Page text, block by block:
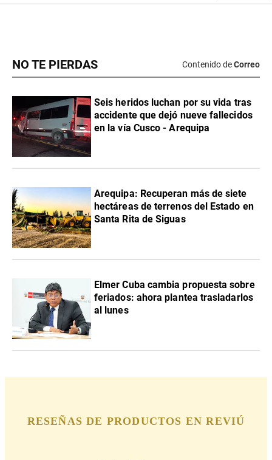
NO TE PIERDAS Contenido deCorreo
Seis heridos luchan por su vida tras
accidente que dejó nueve fallecidos
en la vía Cusco - Arequipa
Arequipa: Recuperan más de siete
hectáreas de terrenos del Estado en
Santa Rita de Siguas
Elmer Cuba cambia propuesta sobre
feriados: ahora plantea trasladarlos
al lunes